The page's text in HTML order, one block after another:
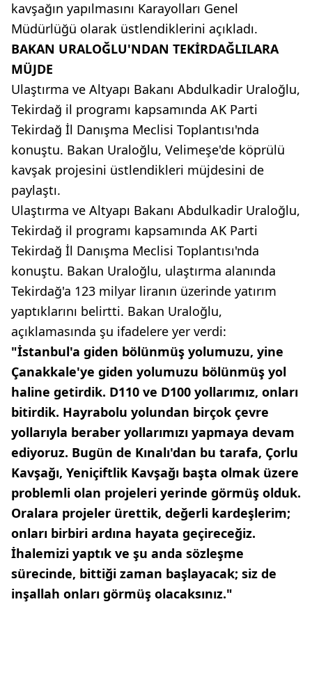
kavşağın yapılmasını Karayolları Genel
Müdürlüğü olarak üstlendiklerini açıkladı.
BAKAN URALOĞLU'NDAN TEKİRDAĞLILARA
MÜJDE
Ulaştırma ve Altyapı Bakanı Abdulkadir Uraloğlu,
Tekirdağ il programı kapsamında AK Parti
Tekirdağ İl Danışma Meclisi Toplantısı'nda
konuştu. Bakan Uraloğlu, Velimeşe'de köprülü
kavşak projesini üstlendikleri müjdesini de
paylaştı.
Ulaştırma ve Altyapı Bakanı Abdulkadir Uraloğlu,
Tekirdağ il programı kapsamında AK Parti
Tekirdağ İl Danışma Meclisi Toplantısı'nda
konuştu. Bakan Uraloğlu, ulaştırma alanında
Tekirdağ'a 123 milyar liranın üzerinde yatırım
yaptıklarını belirtti. Bakan Uraloğlu,
açıklamasında şu ifadelere yer verdi:
"İstanbul'a giden bölünmüş yolumuzu, yine
Çanakkale'ye giden yolumuzu bölünmüş yol
haline getirdik. D110 ve D100 yollarımız, onları
bitirdik. Hayrabolu yolundan birçok çevre
yollarıyla beraber yollarımızı yapmaya devam
ediyoruz. Bugün de Kınalı'dan bu tarafa, Çorlu
Kavşağı, Yeniçiftlik Kavşağı başta olmak üzere
problemli olan projeleri yerinde görmüş olduk.
Oralara projeler ürettik, değerli kardeşlerim;
onları birbiri ardına hayata geçireceğiz.
İhalemizi yaptık ve şu anda sözleşme
sürecinde, bittiği zaman başlayacak; siz de
inşallah onları görmüş olacaksınız."